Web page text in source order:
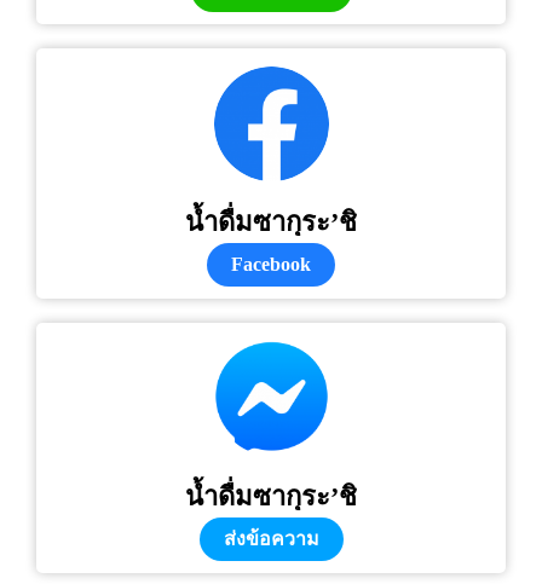
น้ำดื่มซากุระ’ชิ
Facebook
น้ำดื่มซากุระ’ชิ
ส่งข้อความ